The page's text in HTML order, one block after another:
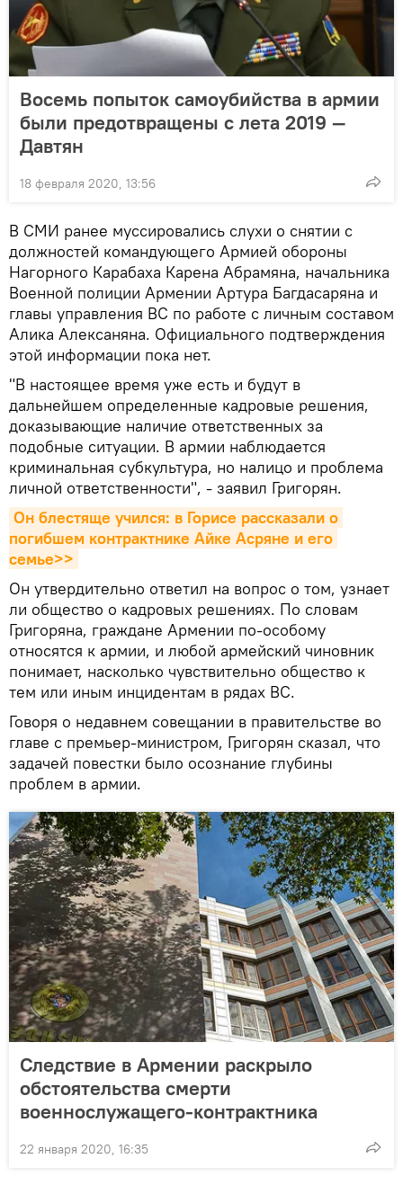
Восемь попыток самоубийства в армии
были предотвращены с лета 2019 —
Давтян
18 февраля 2020, 13:56
В СМИ ранее муссировались слухи о снятии с
должностей командующего Армией обороны
Нагорного Карабаха Карена Абрамяна, начальника
Военной полиции Армении Артура Багдасаряна и
главы управления ВС по работе с личным составом
Алика Алексаняна. Официального подтверждения
этой информации пока нет.
"В настоящее время уже есть и будут в
дальнейшем определенные кадровые решения,
доказывающие наличие ответственных за
подобные ситуации. В армии наблюдается
криминальная субкультура, но налицо и проблема
личной ответственности", - заявил Григорян.
Он блестяще учился: в Горисе рассказали о
погибшем контрактнике Айке Асряне и его
семье>>
Он утвердительно ответил на вопрос о том, узнает
ли общество о кадровых решениях. По словам
Григоряна, граждане Армении по-особому
относятся к армии, и любой армейский чиновник
понимает, насколько чувствительно общество к
тем или иным инцидентам в рядах ВС.
Говоря о недавнем совещании в правительстве во
главе с премьер-министром, Григорян сказал, что
задачей повестки было осознание глубины
проблем в армии.
Следствие в Армении раскрыло
обстоятельства смерти
военнослужащего-контрактника
22 января 2020, 16:35